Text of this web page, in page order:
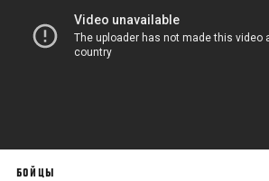
БОЙЦЫ